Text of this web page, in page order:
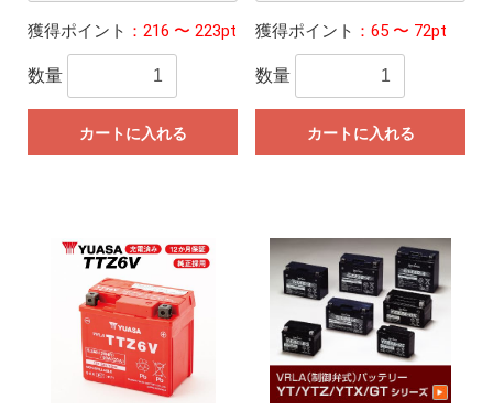
獲得ポイント ：216 〜 223pt
数量
カートに入れる
獲得ポイント ：65 〜 72pt
数量
カートに入れる